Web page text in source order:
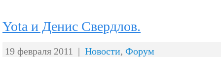
Yota и Денис Свердлов.
19 февраля 2011 | Новости, Форум